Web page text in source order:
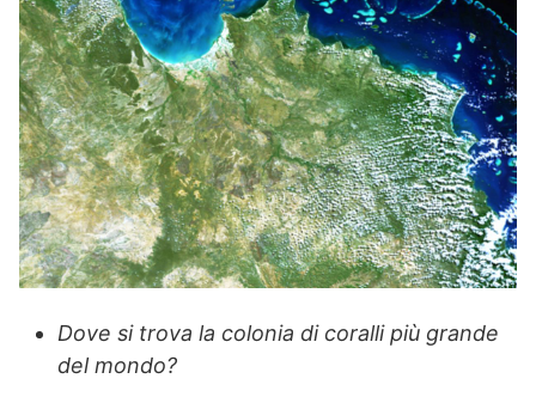
Dove si trova la colonia di coralli più grande
del mondo?